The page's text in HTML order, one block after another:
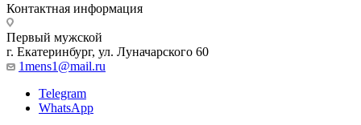
Контактная информация
Первый мужской
г. Екатеринбург, ул. Луначарского 60
1mens1@mail.ru
Telegram
WhatsApp